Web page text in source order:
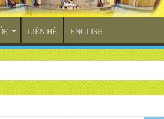
LIÊN HỆ ENGLISH